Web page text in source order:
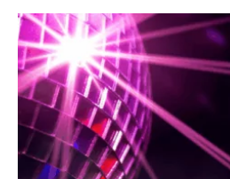
EN
FALC